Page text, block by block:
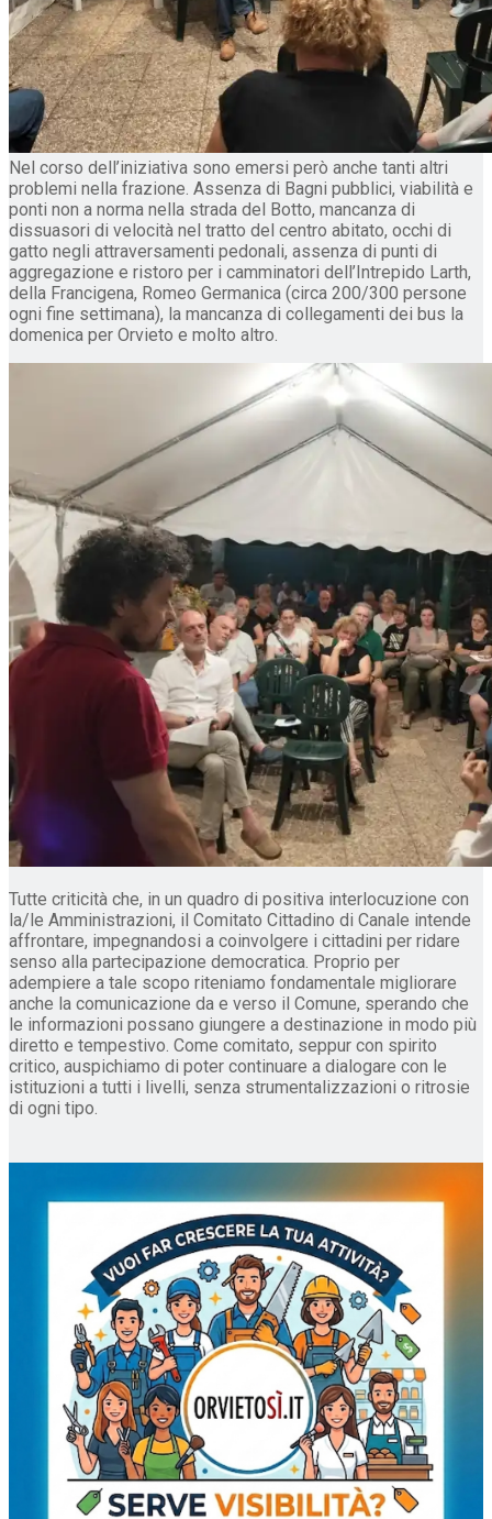
Nel corso dell’iniziativa sono emersi però anche tanti altri
problemi nella frazione. Assenza di Bagni pubblici, viabilità e
ponti non a norma nella strada del Botto, mancanza di
dissuasori di velocità nel tratto del centro abitato, occhi di
gatto negli attraversamenti pedonali, assenza di punti di
aggregazione e ristoro per i camminatori dell’Intrepido Larth,
della Francigena, Romeo Germanica (circa 200/300 persone
ogni fine settimana), la mancanza di collegamenti dei bus la
domenica per Orvieto e molto altro.
Tutte criticità che, in un quadro di positiva interlocuzione con
la/le Amministrazioni, il Comitato Cittadino di Canale intende
affrontare, impegnandosi a coinvolgere i cittadini per ridare
senso alla partecipazione democratica. Proprio per
adempiere a tale scopo riteniamo fondamentale migliorare
anche la comunicazione da e verso il Comune, sperando che
le informazioni possano giungere a destinazione in modo più
diretto e tempestivo. Come comitato, seppur con spirito
critico, auspichiamo di poter continuare a dialogare con le
istituzioni a tutti i livelli, senza strumentalizzazioni o ritrosie
di ogni tipo.